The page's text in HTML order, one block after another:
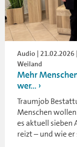
Audio | 21.02.2026
Weiland
Mehr
wer...
Traumjob
Menschen
es aktuell sieben
reizt – und wie